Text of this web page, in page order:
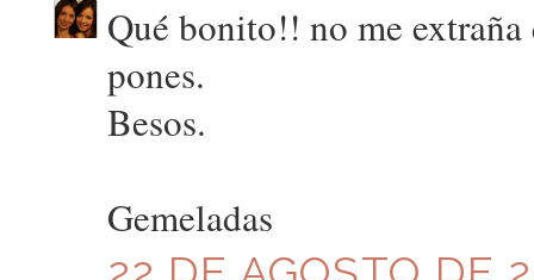
Qué bonito!! no me
pones.
Besos.
Gemeladas